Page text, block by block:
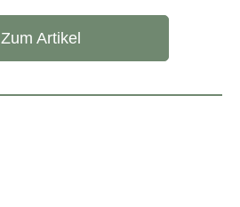
Zum Artikel